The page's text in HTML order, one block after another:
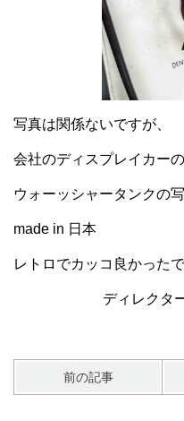
写真は関係ないですが、
会社のディスプレイカーの
ウォーッシャータンクの写
made in 日本
レトロでカッコ良かったで
ディレクター
前の記事